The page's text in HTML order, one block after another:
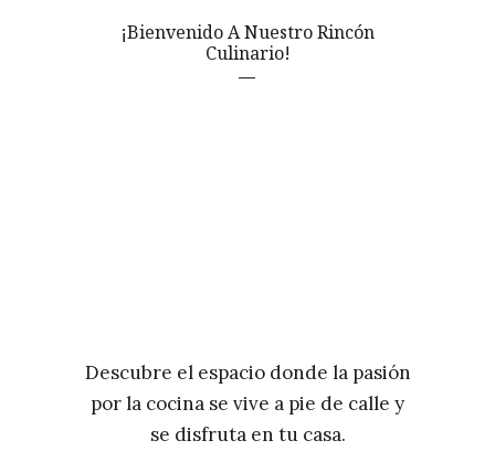
¡Bienvenido A Nuestro Rincón
Culinario!
Descubre el espacio donde la pasión
por la cocina se vive a pie de calle y
se disfruta en tu casa.